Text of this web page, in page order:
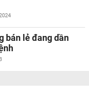
bán lẻ đang dần